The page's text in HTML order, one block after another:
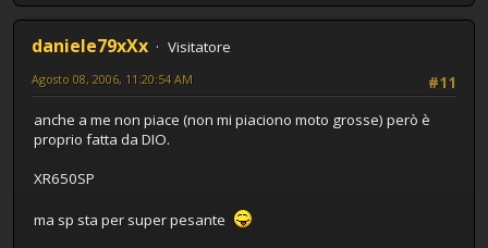
daniele79xXx
Visitatore
#11
Agosto 08, 2006, 11:20:54 AM
anche a me non piace (non mi piaciono moto grosse) però è
proprio fatta da DIO.
XR650SP
ma sp sta per super pesante